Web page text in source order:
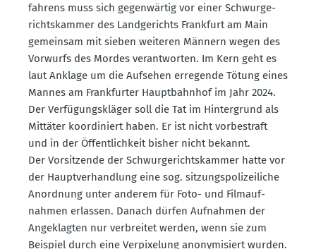
fahrens muss sich gegen­wärtig vor einer Schwur­ge­
richts­kammer des Landge­richts Frankfurt am Main
gemeinsam mit sieben weiteren Männern wegen des
Vorwurfs des Mordes verant­worten. Im Kern geht es
laut Anklage um die Aufsehen erregende Tötung eines
Mannes am Frank­furter Haupt­bahnhof im Jahr 2024.
Der Verfü­gungs­kläger soll die Tat im Hinter­grund als
Mittäter koordi­niert haben. Er ist nicht vorbe­straft
und in der Öffent­lichkeit bisher nicht bekannt.
Der Vorsit­zende der Schwur­ge­richts­kammer hatte vor
der Haupt­ver­handlung eine sog. sitzungs­po­li­zei­liche
Anordnung unter anderem für Foto- und Filmauf­
nahmen erlassen. Danach dürfen Aufnahmen der
Angeklagten nur verbreitet werden, wenn sie zum
Beispiel durch eine Verpi­xelung anony­mi­siert wurden.